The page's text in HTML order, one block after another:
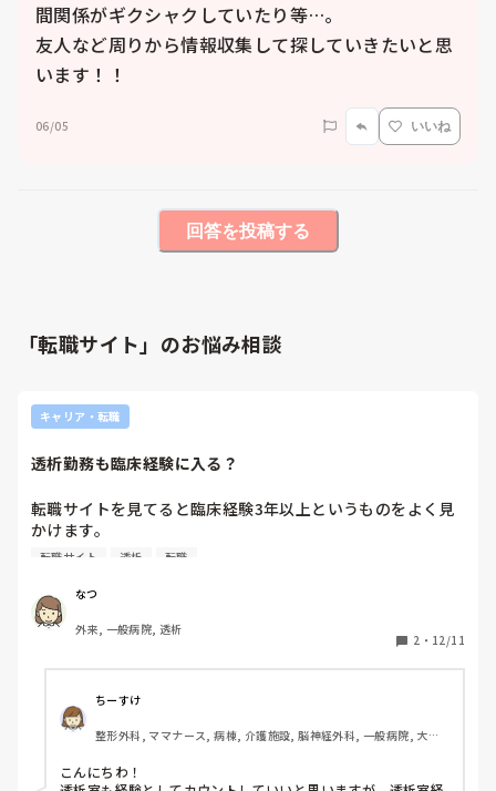
間関係がギクシャクしていたり等…。
友人など周りから情報収集して探していきたいと思
います！！
06/05 いいね
回答を投稿する
「転職サイト」のお悩み相談
キャリア・転職
透析勤務も臨床経験に入る？
転職サイトを見てると臨床経験3年以上というものをよく見
かけます。
私は透析室勤務3年目なのですが、透析だと専門分野である
透析室勤務でも臨床経験に含んでも大丈夫なものでしょう
か？また、透析以外の転職の際不利になるものでしょうか？
転職サイト 透析 転職
なつ
外来, 一般病院, 透析
2 ・ 12/11
ちーすけ
整形外科, ママナース, 病棟, 介護施設, 脳神経外科, 一般病院, 大学
こんにちわ！